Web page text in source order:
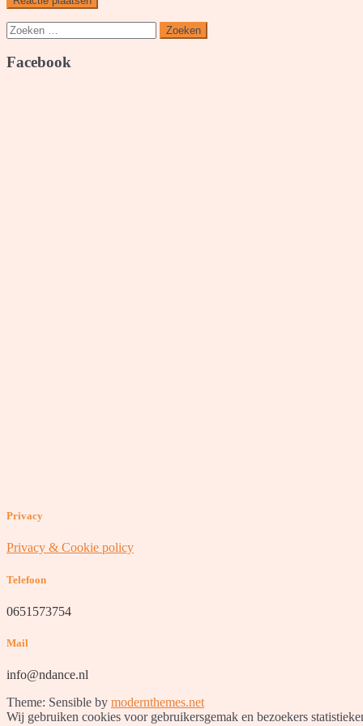
Zoeken
naar:
Facebook
Privacy
Privacy & Cookie policy
Telefoon
0651573754
Mail
info@ndance.nl
Theme: Sensible by modernthemes.net
Wij gebruiken cookies voor gebruikersgemak en bezoekers